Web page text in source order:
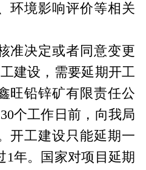
环境影响评价等相关
决定或者同意变更
建设，需要延期开工
旺铅锌矿有限责任公
30个工作日前，向我局
开工建设只能延期一
1年。国家对项目延期